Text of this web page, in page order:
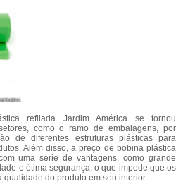
refilada Jardim América se tornou
como o ramo de embalagens, por
de diferentes estruturas plásticas para
Além disso, a preço de bobina plástica
uma série de vantagens, como grande
e ótima segurança, o que impede que os
do produto em seu interior.